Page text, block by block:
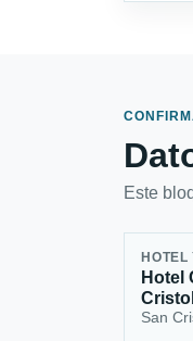
Este
HOTEL
Hotel
San